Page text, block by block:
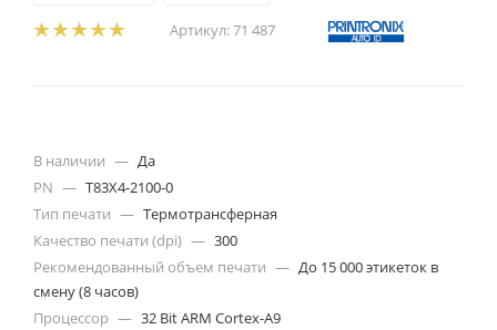
Артикул:71 487
В наличии — Да
PN — T83X4-2100-0
Тип печати — Термотрансферная
Качество печати (dpi) — 300
Рекомендованный объем печати — До 15 000 этикеток в
смену (8 часов)
Процессор — 32 Bit ARM Cortex-A9